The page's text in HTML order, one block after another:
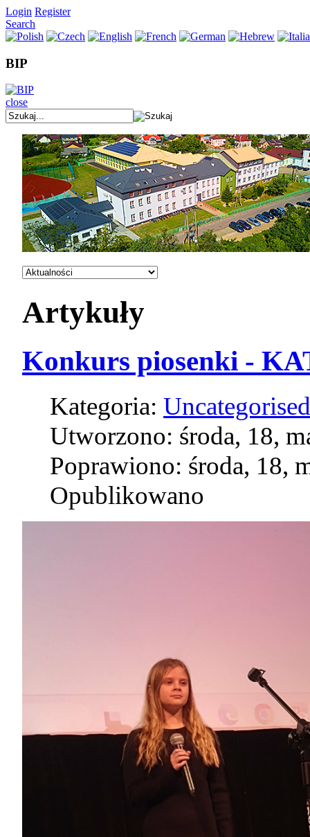
Login Register
Search
BIP
close
Artykuły
Konkurs piosenki -
Kategoria:
Utworzono: środa, 18,
Poprawiono: środa, 18,
Opublikowano